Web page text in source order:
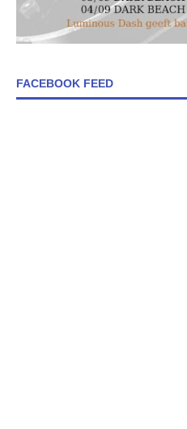
FACEBOOK FEED